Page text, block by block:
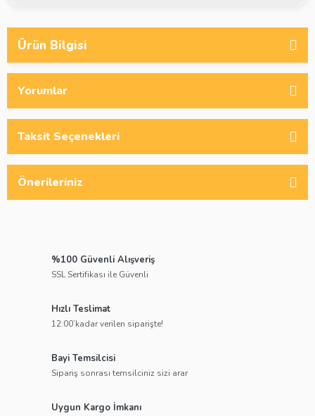
Ürün Bilgisi
Yorumlar
Taksit Seçenekleri
Önerileriniz
%100 Güvenli Alışveriş
SSL Sertifikası ile Güvenli
Hızlı Teslimat
12:00’kadar verilen siparişte!
Bayi Temsilcisi
Sipariş sonrası temsilciniz sizi arar
Uygun Kargo İmkanı